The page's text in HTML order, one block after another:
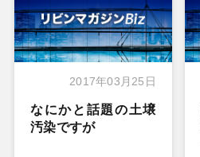
2017年03月25日
なにかと話題の土壌
汚染ですが